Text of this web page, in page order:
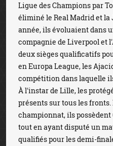
Ligue des Champions par
éliminé le Real Madrid et la
année, ils évoluaient dans
compagnie de Liverpool et
deux sièges qualificatifs
en Europa League, les
compétition dans laquelle
À l'instar de Lille, les
présents sur tous les fronts.
championnat, ils
tout en ayant disputé un
qualifiés pour les demi-